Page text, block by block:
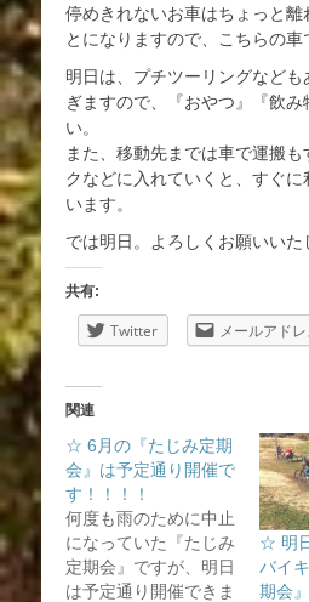
停めきれないお車はちょっと離
とになりますので、こちらの車
明日は、プチツーリングなども
ぎますので、『おやつ』『飲み
い。
また、移動先までは車で運搬
クなどに入れていくと、すぐ
います。
では明日。よろしくお願いいた
共有:
Twitter メールアド
関連
☆ 6月の『たじみ定期
会』は予定通り開催で
す！！！！
何度も雨のために中止
になっていた『たじみ
定期会』ですが、明日
は予定通り開催できま
☆ 明
バイ
期会